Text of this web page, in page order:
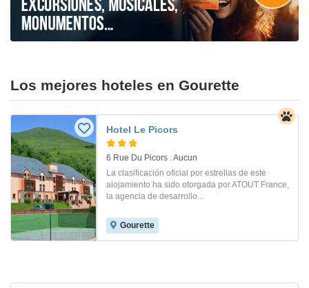
Los mejores hoteles en Gourette
Hotel Le Picors
6 Rue Du Picors . Aucun
La clasificación oficial por estrellas de este
alojamiento ha sido otorgada por ATOUT France,
la agencia de desarrollo...
Gourette